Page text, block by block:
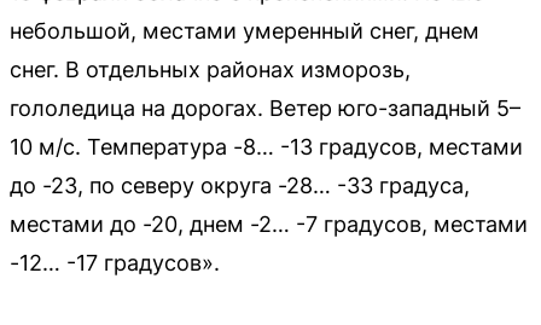
небольшой, местами умеренный снег, днем
снег. В отдельных районах изморозь,
гололедица на дорогах. Ветер юго-западный 5–
10 м/с. Температура -8… -13 градусов, местами
до -23, по северу округа -28… -33 градуса,
местами до -20, днем -2… -7 градусов, местами
-12… -17 градусов».